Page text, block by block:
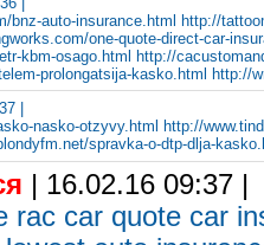
bnz-auto-insurance.html http://
one-quote-direct-car-
kbm-osago.html http://
prolongatsija-kasko.html http://
|
nasko-otzyvy.html
http://
spravka-o-dtp-dlja-
| 16.02.16 09:37 |
rac car quote car